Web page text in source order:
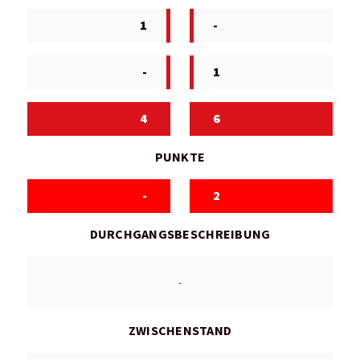
1 -
- 1
4 6
PUNKTE
- 2
DURCHGANGSBESCHREIBUNG
-
ZWISCHENSTAND